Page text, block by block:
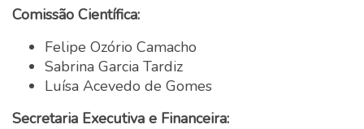
Comissão Científica:
Felipe Ozório Camacho
Sabrina Garcia Tardiz
Luísa Acevedo de Gomes
Secretaria Executiva e Financeira: